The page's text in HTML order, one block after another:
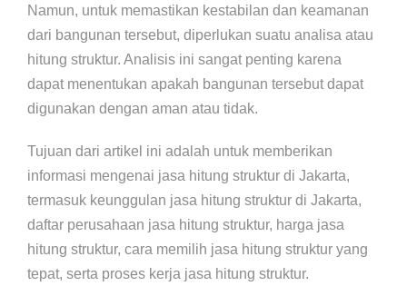
Namun, untuk memastikan kestabilan dan keamanan
dari bangunan tersebut, diperlukan suatu analisa atau
hitung struktur. Analisis ini sangat penting karena
dapat menentukan apakah bangunan tersebut dapat
digunakan dengan aman atau tidak.
Tujuan dari artikel ini adalah untuk memberikan
informasi mengenai jasa hitung struktur di Jakarta,
termasuk keunggulan jasa hitung struktur di Jakarta,
daftar perusahaan jasa hitung struktur, harga jasa
hitung struktur, cara memilih jasa hitung struktur yang
tepat, serta proses kerja jasa hitung struktur.